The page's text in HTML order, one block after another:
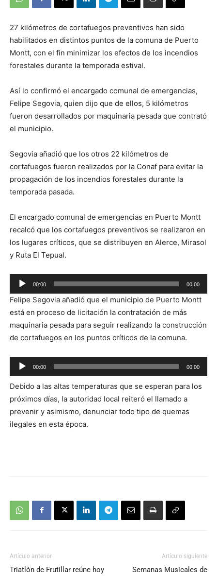
27 kilómetros de cortafuegos preventivos han sido
habilitados en distintos puntos de la comuna de Puerto
Montt, con el fin minimizar los efectos de los incendios
forestales durante la temporada estival.
Así lo confirmó el encargado comunal de emergencias,
Felipe Segovia, quien dijo que de ellos, 5 kilómetros
fueron desarrollados por maquinaria pesada que contrató
el municipio.
Segovia añadió que los otros 22 kilómetros de
cortafuegos fueron realizados por la Conaf para evitar la
propagación de los incendios forestales durante la
temporada pasada.
El encargado comunal de emergencias en Puerto Montt
recalcó que los cortafuegos preventivos se realizaron en
los lugares críticos, que se distribuyen en Alerce, Mirasol
y Ruta El Tepual.
Reproductor
de
audio
00:00 00:00
Felipe Segovia añadió que el municipio de Puerto Montt
está en proceso de licitación la contratación de más
maquinaria pesada para seguir realizando la construcción
de cortafuegos en los puntos críticos de la comuna.
Reproductor
de
audio
00:00 00:00
Debido a las altas temperaturas que se esperan para los
próximos días, la autoridad local reiteró el llamado a
prevenir y asimismo, denunciar todo tipo de quemas
ilegales en esta época.
Artículo anterior
Triatlón de Frutillar reúne hoy
Artículo siguiente
Semanas Musicales de